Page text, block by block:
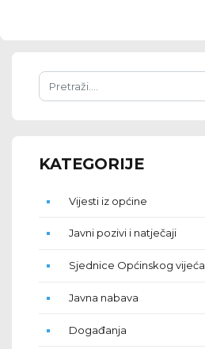
KATEGORIJE
Vijesti iz općine
Javni pozivi i natječaji
Sjednice Općinskog vijeća
Javna nabava
Događanja